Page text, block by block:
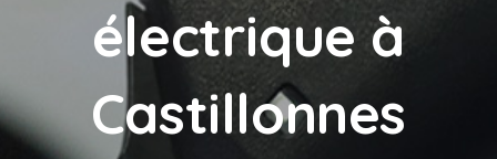
électrique à
Castillonnes